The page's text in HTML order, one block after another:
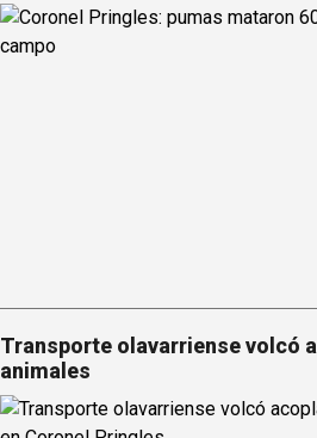
Transporte olavarriense volcó
animales